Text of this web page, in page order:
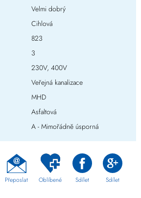
Velmi dobrý
Cihlová
823
3
230V, 400V
Veřejná kanalizace
MHD
Asfaltová
A - Mimořádně úsporná
Přeposlat Oblíbené Sdílet Sdílet